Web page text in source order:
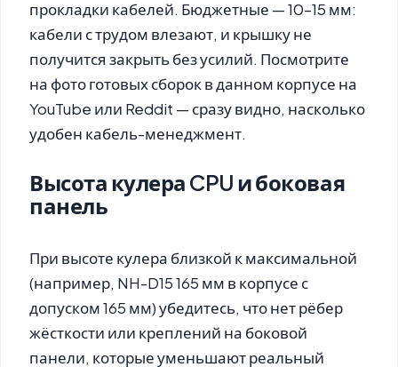
прокладки кабелей. Бюджетные — 10–15 мм:
кабели с трудом влезают, и крышку не
получится закрыть без усилий. Посмотрите
на фото готовых сборок в данном корпусе на
YouTube или Reddit — сразу видно, насколько
удобен кабель-менеджмент.
Высота кулера CPU и боковая
панель
При высоте кулера близкой к максимальной
(например, NH-D15 165 мм в корпусе с
допуском 165 мм) убедитесь, что нет рёбер
жёсткости или креплений на боковой
панели, которые уменьшают реальный